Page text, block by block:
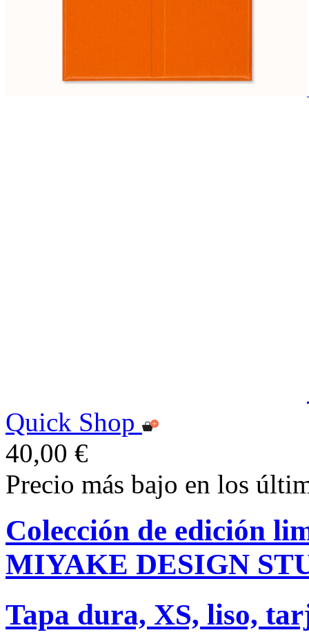
Quick Shop
40,00 €
Precio más bajo en los
Colección de edición
MIYAKE DESIGN
Tapa dura, XS, liso,